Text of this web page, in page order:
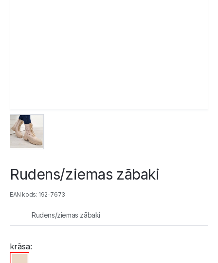
Rudens/ziemas zābaki
EAN kods: 192-7673
Rudens/ziemas zābaki
krāsa: